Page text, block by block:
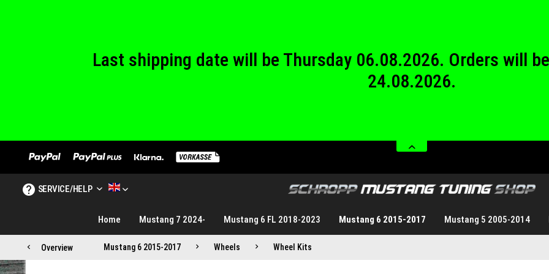
Last shipping date will be Thursday 06.08.2026. Orders will
24.08.2026.
SERVICE/HELP
Home Mustang 7 2024- Mustang 6 FL 2018-2023 Mustang 6 2015-2017 Mustang 5 2005-2014
Overview Mustang 6 2015-2017 Wheels Wheel Kits